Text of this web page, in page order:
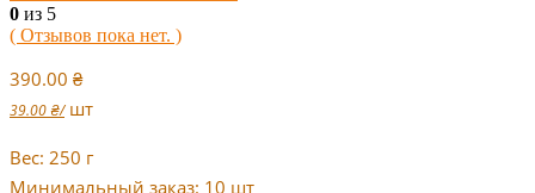
0 из 5
( Отзывов пока нет. )
390.00 ₴
39.00₴/ шт
Вес: 250 г
Минимальный заказ: 10 шт